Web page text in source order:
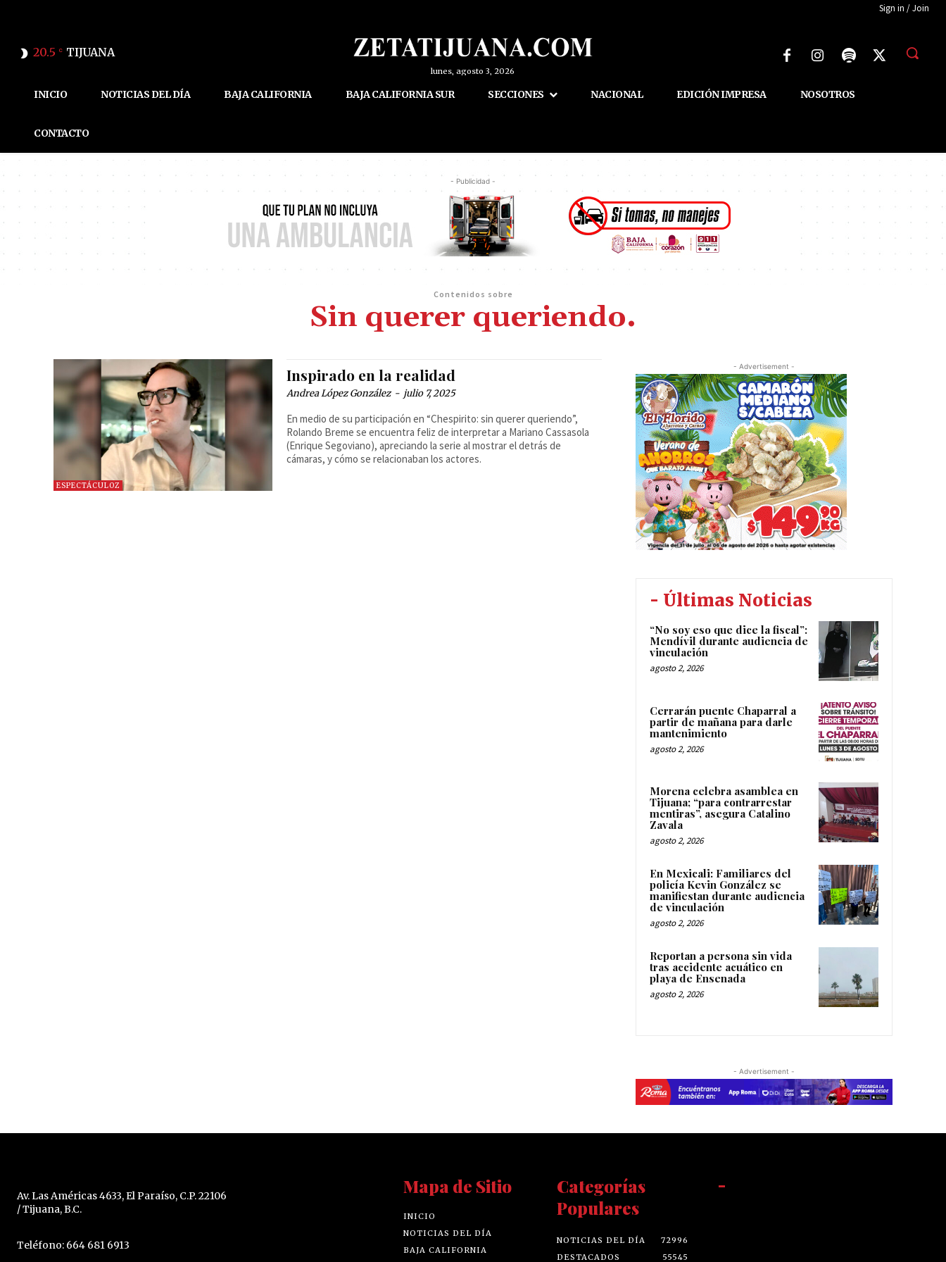
Sign in / Join
20.5 C TIJUANA
lunes, agosto 3, 2026
INICIO NOTICIAS DEL DÍA BAJA CALIFORNIA BAJA CALIFORNIA SUR SECCIONES NACIONAL EDICIÓN IMPRESA NOSOTROS
CONTACTO
- Publicidad -
Contenidos sobre
Sin querer queriendo.
ESPECTÁCULOZ
Inspirado en la realidad
Andrea López González - julio 7, 2025
En medio de su participación en “Chespirito: sin querer queriendo”,
Rolando Breme se encuentra feliz de interpretar a Mariano Cassasola
(Enrique Segoviano), apreciando la serie al mostrar el detrás de
cámaras, y cómo se relacionaban los actores.
- Advertisement -
- Últimas Noticias
“No soy eso que dice la fiscal”:
Mendívil durante audiencia de
vinculación
agosto 2, 2026
Cerrarán puente Chaparral a
partir de mañana para darle
mantenimiento
agosto 2, 2026
Morena celebra asamblea en
Tijuana; “para contrarrestar
mentiras”, asegura Catalino
Zavala
agosto 2, 2026
En Mexicali: Familiares del
policía Kevin González se
manifiestan durante audiencia
de vinculación
agosto 2, 2026
Reportan a persona sin vida
tras accidente acuático en
playa de Ensenada
agosto 2, 2026
- Advertisement -
Av. Las Américas 4633, El Paraíso, C.P. 22106
/ Tijuana, B.C.
Teléfono: 664 681 6913
Mapa de Sitio
INICIO
NOTICIAS DEL DÍA
BAJA CALIFORNIA
Categorías
Populares
NOTICIAS DEL DÍA
72996
DESTACADOS
55545
-